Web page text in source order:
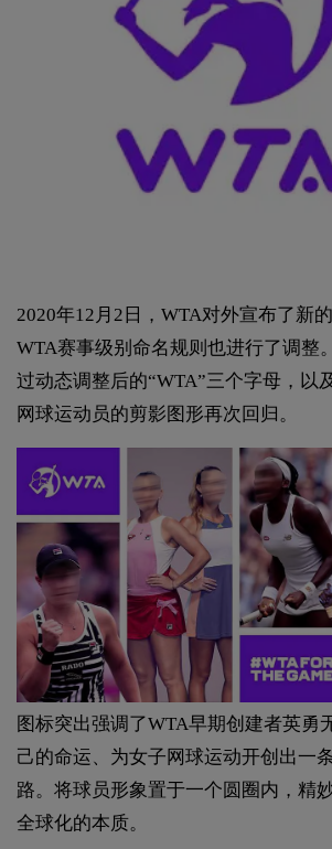
2020年12月2日，WTA对外宣布了新的
WTA赛事级别命名规则也进行了调整
过动态调整后的“WTA”三个字母，以
网球运动员的剪影图形再次回归。
图标突出强调了WTA早期创建者英勇
己的命运、为女子网球运动开创出一
路。将球员形象置于一个圆圈内，精
全球化的本质。